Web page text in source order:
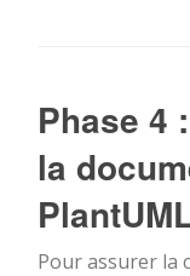
Phase 4
la
Pour assurer la